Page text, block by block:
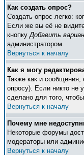
Как создать опрос?
Создать опрос легко:
Если же вы её не
кнопкуДобавить
администратором.
Вернуться к началу
Как я могу
Также как и сообщения,
опросу). Если никто не
сделано для того,
Вернуться к началу
Почему мне
Некоторые форумы
модераторы или
Вернуться к началу